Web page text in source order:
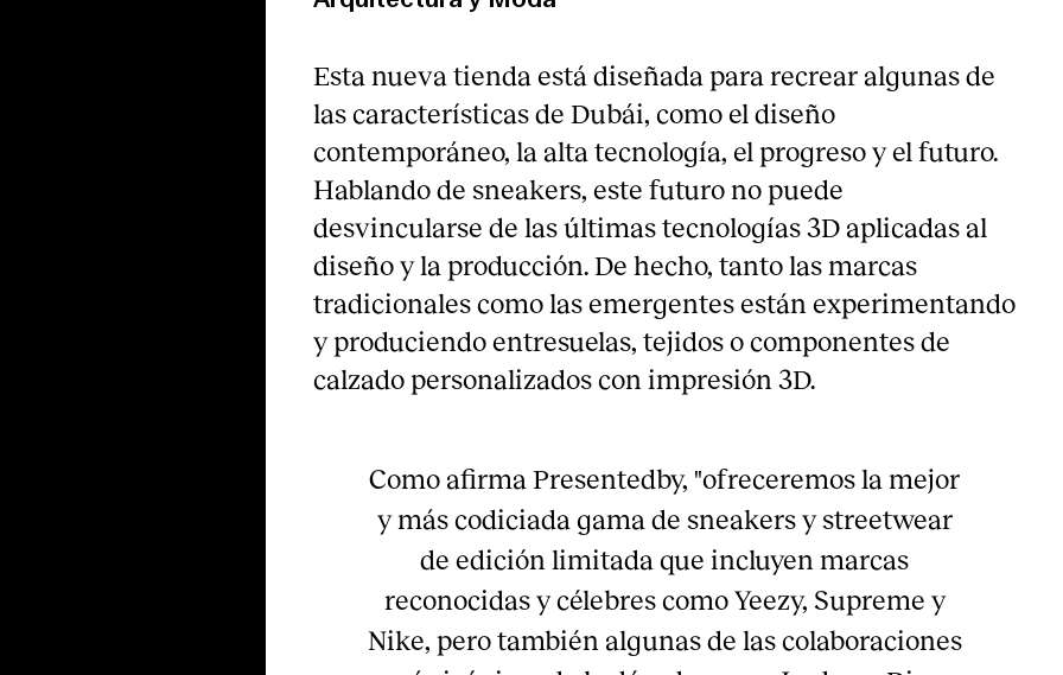
Esta nueva tienda está diseñada para recrear algunas de
las características de Dubái, como el diseño
contemporáneo, la alta tecnología, el progreso y el futuro.
Hablando de sneakers, este futuro no puede
desvincularse de las últimas tecnologías 3D aplicadas al
diseño y la producción. De hecho, tanto las marcas
tradicionales como las emergentes están experimentando
y produciendo entresuelas, tejidos o componentes de
calzado personalizados con impresión 3D.
Como afirma Presentedby, "ofreceremos la mejor
y más codiciada gama de sneakers y streetwear
de edición limitada que incluyen marcas
reconocidas y célebres como Yeezy, Supreme y
Nike, pero también algunas de las colaboraciones